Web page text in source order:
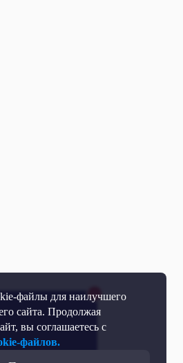
файлы для наилучшего
сайта. Продолжая
вы соглашаетесь с
файлов.